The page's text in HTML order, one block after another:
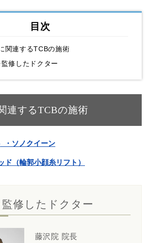
目次
関連するTCBの施術
修したドクター
連するTCBの施術
・ソノクイーン
ド（輪郭小顔糸リフト）
修したドクター
藤沢院 院長